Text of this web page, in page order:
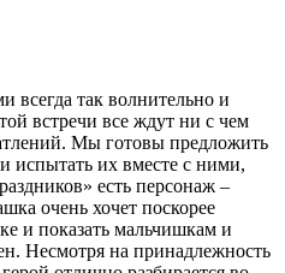
всегда так волнительно и
встречи все ждут ни с чем
Мы готовы предложить
испытать их вместе с ними,
есть персонаж –
очень хочет поскорее
и показать мальчишкам и
Несмотря на принадлежность